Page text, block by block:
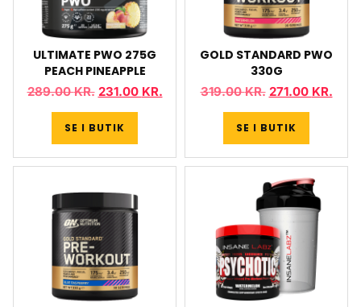
ULTIMATE PWO 275G
PEACH PINEAPPLE
289.00KR. 231.00 KR.
SE I BUTIK
GOLD STANDARD PWO
330G
319.00KR. 271.00 KR.
SE I BUTIK